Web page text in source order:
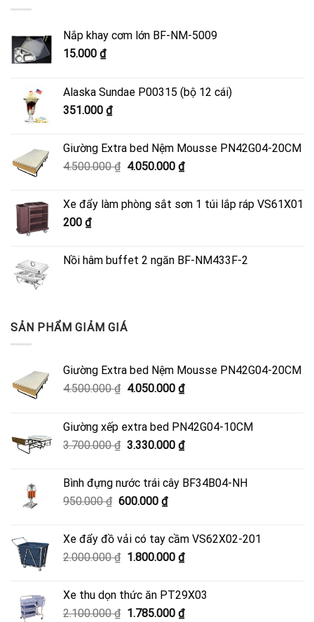
Nắp khay cơm lớn BF-NM-5009
15.000 ₫
Alaska Sundae P00315 (bộ 12 cái)
351.000 ₫
Giường Extra bed Nệm Mousse PN42G04-20CM
4.500.000₫ Giá
4.500.000 ₫.
4.050.000 ₫Giá
là:
Xe đẩy làm phòng sắt sơn 1 túi lắp ráp VS61X01
200 ₫
Nồi hâm buffet 2 ngăn BF-NM433F-2
SẢN PHẨM GIẢM GIÁ
Giường Extra bed Nệm Mousse PN42G04-20CM
4.500.000₫ Giá
4.500.000 ₫.
4.050.000 ₫Giá
là:
4.050.000 ₫.
Giường xếp extra bed PN42G04-10CM
3.700.000₫ Giá
3.700.000 ₫.
3.330.000 ₫Giá
là:
Bình đựng nước trái cây BF34B04-NH
950.000₫ Giá
950.000 ₫.
600.000 ₫Giá
là:
600.000 ₫.
Xe đẩy đồ vải có tay cầm VS62X02-201
2.000.000₫ Giá
2.000.000 ₫.
1.800.000 ₫Giá
là:
1.800.000 ₫.
Xe thu dọn thức ăn PT29X03
2.100.000₫ Giá
1.785.000 ₫Giá